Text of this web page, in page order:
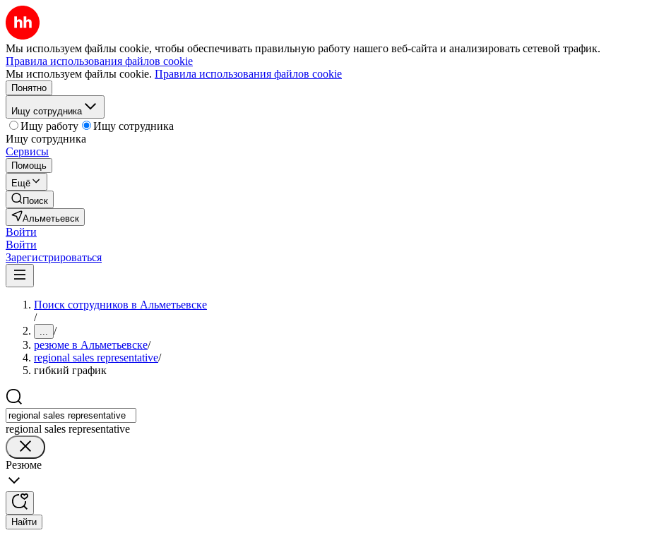
Мы используем файлы cookie, чтобы обеспечивать правильную работу нашего веб-сайта и анализировать сетевой трафик.
Правила использования файлов cookie
Мы используем файлы cookie. Правила использования файлов cookie
Понятно
Ищу сотрудника
Ищу работу
Ищу сотрудника
Ищу сотрудника
Сервисы
Помощь
Ещё
Поиск
Альметьевск
Войти
Войти
Зарегистрироваться
Поиск сотрудников в Альметьевске
/
... /
резюме в Альметьевске/
regional sales representative/
гибкий график
regional sales representative
Резюме
Найти